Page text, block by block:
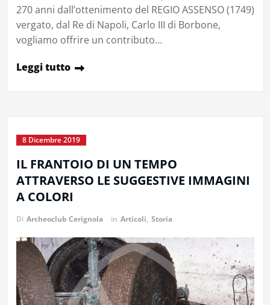
270 anni dall’ottenimento del REGIO ASSENSO (1749)
vergato, dal Re di Napoli, Carlo III di Borbone,
vogliamo offrire un contributo…
Leggi tutto
8 Dicembre 2019
IL FRANTOIO DI UN TEMPO
ATTRAVERSO LE SUGGESTIVE IMMAGINI
A COLORI
Di Archeoclub Cerignola in Articoli, Storia